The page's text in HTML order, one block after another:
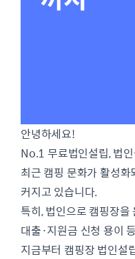
안녕하세요!
No.1 무료법인설립, 법
최근 캠핑 문화가 활성
커지고 있습니다.
특히, 법인으로 캠핑장을
대출·지원금 신청 용이
지금부터 캠핑장 법인설